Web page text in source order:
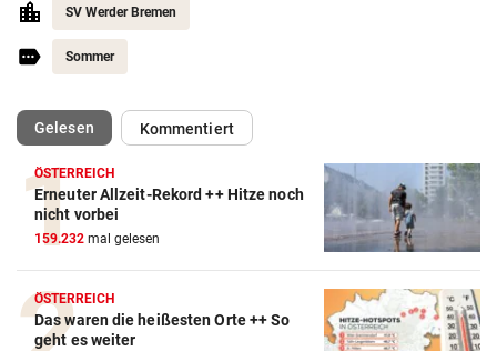
SV Werder Bremen
Sommer
Gelesen(ausgewählt)Kommentiert
ÖSTERREICH
Erneuter Allzeit-Rekord ++ Hitze noch
nicht vorbei
159.232 mal gelesen
ÖSTERREICH
Das waren die heißesten Orte ++ So
geht es weiter
Action-Cam Vergleich
ZUM VERGLEICH
Crosstrainer Vergleich
ZUM VERGLEICH